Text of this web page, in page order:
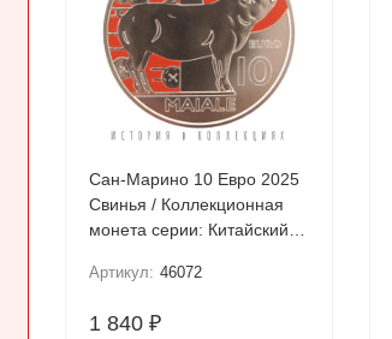
Сан-Марино 10 Евро 2025
Свинья / Коллекционная
монета серии: Китайский
Артикул: 46072
1 840 ₽